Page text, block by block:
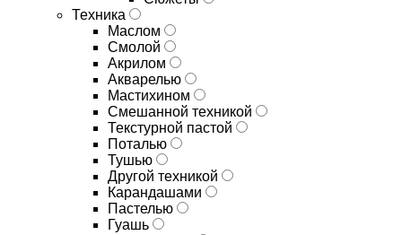
Техника
Маслом
Смолой
Акрилом
Акварелью
Мастихином
Смешанной техникой
Текстурной пастой
Поталью
Тушью
Другой техникой
Карандашами
Пастелью
Гуашь